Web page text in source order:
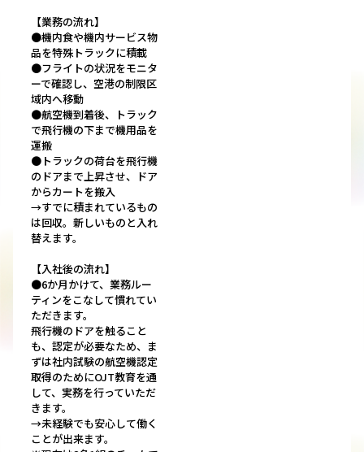
【業務の流れ】
●機内食や機内サービス物
品を特殊トラックに積載
●フライトの状況をモニタ
ーで確認し、空港の制限区
域内へ移動
●航空機到着後、トラック
で飛行機の下まで機用品を
運搬
●トラックの荷台を飛行機
のドアまで上昇させ、ドア
からカートを搬入
→すでに積まれているもの
は回収。新しいものと入れ
替えます。
【入社後の流れ】
●6か月かけて、業務ルー
ティンをこなして慣れてい
ただきます。
飛行機のドアを触ること
も、認定が必要なため、ま
ずは社内試験の航空機認定
取得のためにOJT教育を通
して、実務を行っていただ
きます。
→未経験でも安心して働く
ことが出来ます。